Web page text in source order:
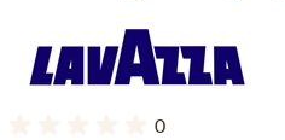
0